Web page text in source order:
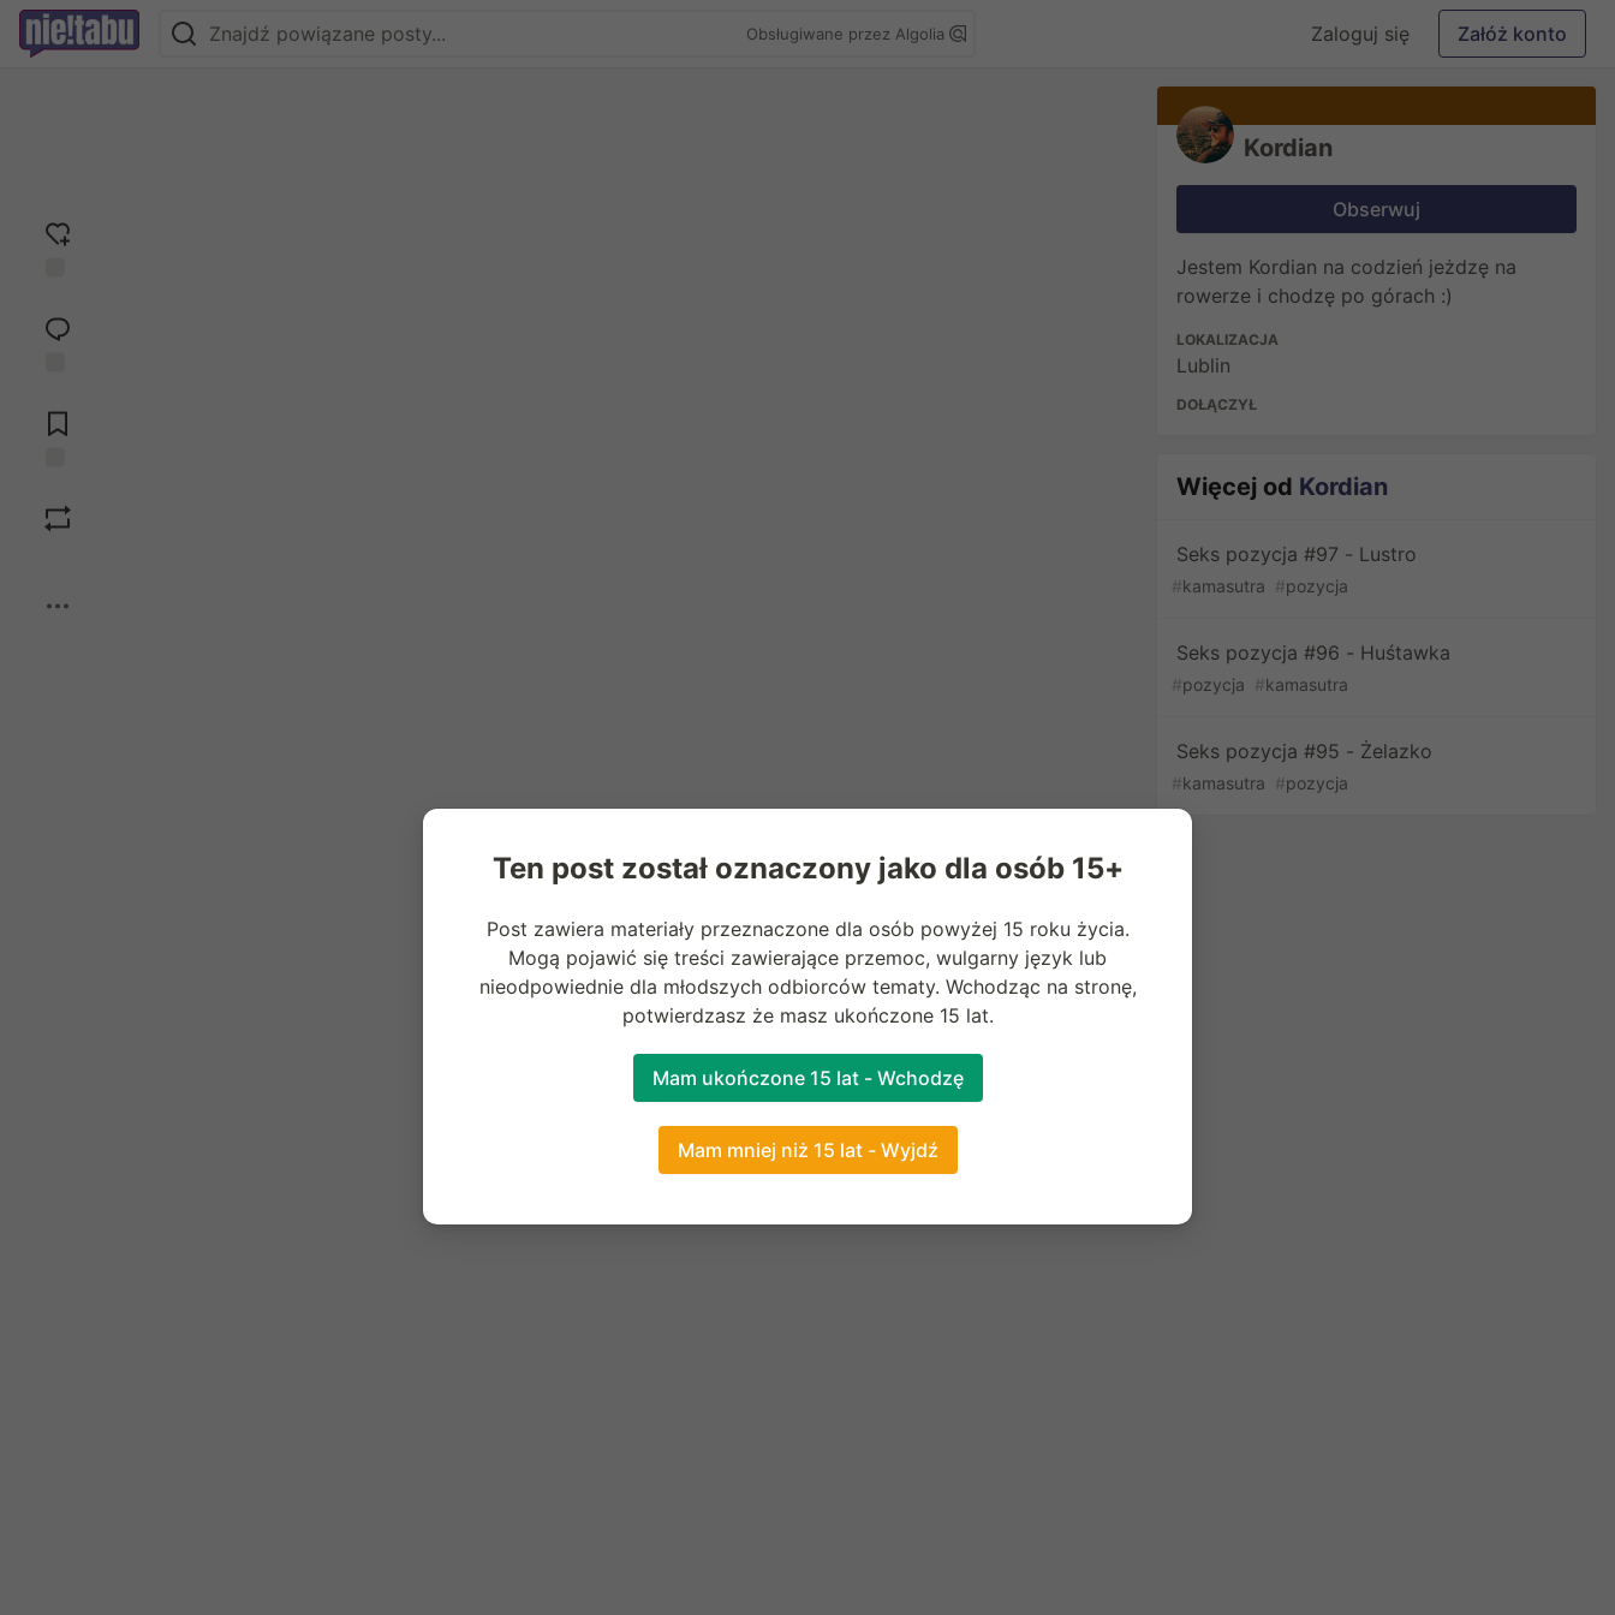
Obsługiwane przez Algolia Zaloguj się Załóż konto
reakcję
komentarzy
Kordian
Obserwuj
Jestem Kordian na codzień jeżdzę na
rowerze i chodzę po górach :)
LOKALIZACJA
Lublin
DOŁĄCZYŁ
Więcej od Kordian
Seks pozycja #97 - Lustro
#kamasutra #pozycja
Seks pozycja #96 - Huśtawka
#pozycja #kamasutra
Seks pozycja #95 - Żelazko
#kamasutra #pozycja
Ten post został oznaczony jako dla osób 15+
Post zawiera materiały przeznaczone dla osób powyżej 15 roku życia.
Mogą pojawić się treści zawierające przemoc, wulgarny język lub
nieodpowiednie dla młodszych odbiorców tematy. Wchodząc na stronę,
potwierdzasz że masz ukończone 15 lat.
Mam ukończone 15 lat - Wchodzę
Mam mniej niż 15 lat - Wyjdź